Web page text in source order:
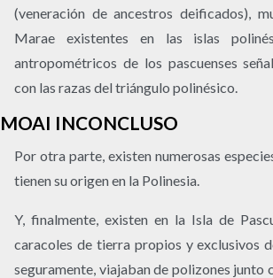
(veneración de ancestros deificados),
Marae existentes en las islas
antropométricos de los pascuenses
con las razas del triángulo polinésico.
MOAI INCONCLUSO
Por otra parte, existen numerosas
tienen su origen en la Polinesia.
Y, finalmente, existen en la Isla de
caracoles de tierra propios y exclusivos
seguramente, viajaban de polizones junto